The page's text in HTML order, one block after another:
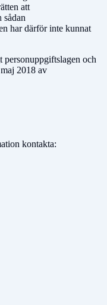
att
sådan
har därför inte kunnat
och
2018 av
kontakta: